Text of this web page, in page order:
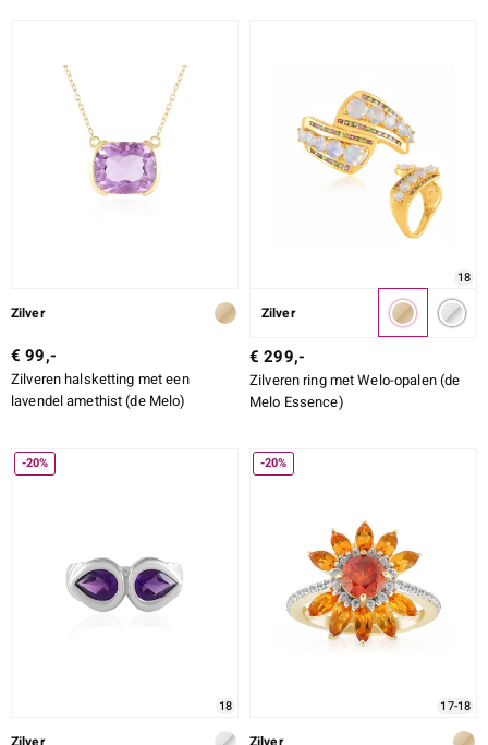
Zilver
€ 99,-
Zilveren halsketting met een
lavendel amethist (de Melo)
18
Zilver
€ 299,-
Zilveren ring met Welo-opalen (de
Melo Essence)
-20%
18
-20%
17-18